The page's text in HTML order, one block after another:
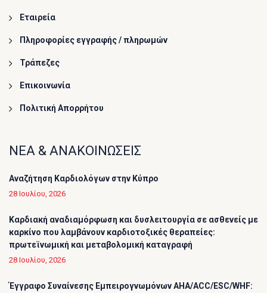
Εταιρεία
Πληροφορίες εγγραφής / πληρωμών
Τράπεζες
Επικοινωνία
Πολιτική Απορρήτου
ΝΕΑ & ΑΝΑΚΟΙΝΩΣΕΙΣ
Αναζήτηση Καρδιολόγων στην Κύπρο
28 Ιουλίου, 2026
Καρδιακή αναδιαμόρφωση και δυσλειτουργία σε ασθενείς με
καρκίνο που λαμβάνουν καρδιοτοξικές θεραπείες:
πρωτεϊνωμική και μεταβολομική καταγραφή
28 Ιουλίου, 2026
Έγγραφο Συναίνεσης Εμπειρογνωμόνων AHA/ACC/ESC/WHF: